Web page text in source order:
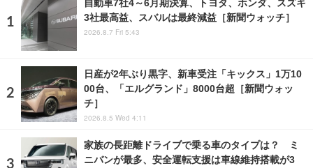
自動車7社4～6月期決算、トヨタ、ホンダ、スズキ
3社最高益、スバルは最終減益［新聞ウォッチ］
2026.8.7 Fri 5:43
日産が2年ぶり黒字、新車受注「キックス」1万10
00台、「エルグランド」8000台超［新聞ウォッ
チ］
2026.8.5 Wed 4:11
家族の長距離ドライブで乗る車のタイプは？ ミ
ニバンが最多、安全運転支援は車線維持搭載が3